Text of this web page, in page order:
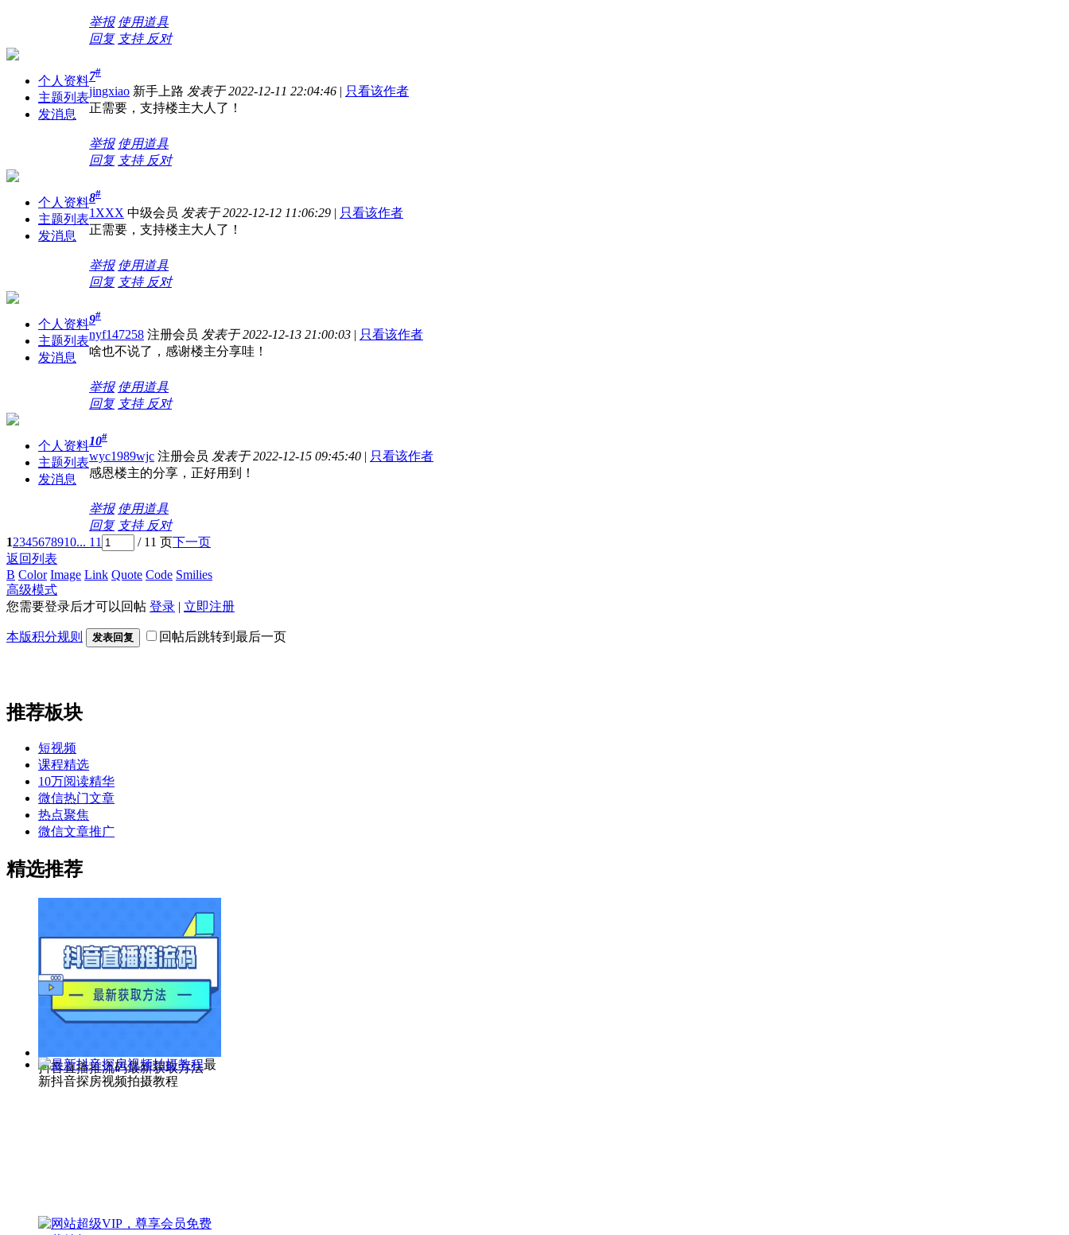
举报 使用道具
回复 支持 反对
个人资料
主题列表
发消息
7#
jingxiao 新手上路 发表于 2022-12-11 22:04:46 | 只看该作者
正需要，支持楼主大人了！
举报 使用道具
回复 支持 反对
个人资料
主题列表
发消息
8#
1XXX 中级会员 发表于 2022-12-12 11:06:29 | 只看该作者
正需要，支持楼主大人了！
举报 使用道具
回复 支持 反对
个人资料
主题列表
发消息
9#
nyf147258 注册会员 发表于 2022-12-13 21:00:03 | 只看该作者
啥也不说了，感谢楼主分享哇！
举报 使用道具
回复 支持 反对
个人资料
主题列表
发消息
10#
wyc1989wjc 注册会员 发表于 2022-12-15 09:45:40 | 只看该作者
感恩楼主的分享，正好用到！
举报 使用道具
回复 支持 反对
12345678910... 11 / 11 页下一页
返回列表
B Color Image Link Quote Code Smilies
高级模式
您需要登录后才可以回帖 登录 | 立即注册
本版积分规则 发表回复 回帖后跳转到最后一页
推荐板块
短视频
课程精选
10万阅读精华
微信热门文章
热点聚焦
微信文章推广
精选推荐
抖音直播推流码最新获取方法最
新抖音探房视频拍摄教程